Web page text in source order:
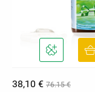
38,10 € 76.15 €